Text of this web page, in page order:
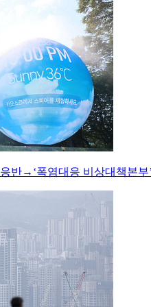
반→‘폭염대응 비상대책본부